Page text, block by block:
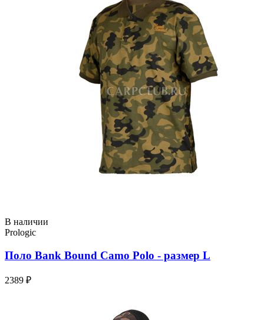
В наличии
Prologic
Поло Bank Bound Camo Polo - размер L
2389 ₽